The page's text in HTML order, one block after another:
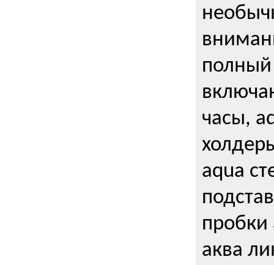
полный
часы,
aqua
пробки
аква